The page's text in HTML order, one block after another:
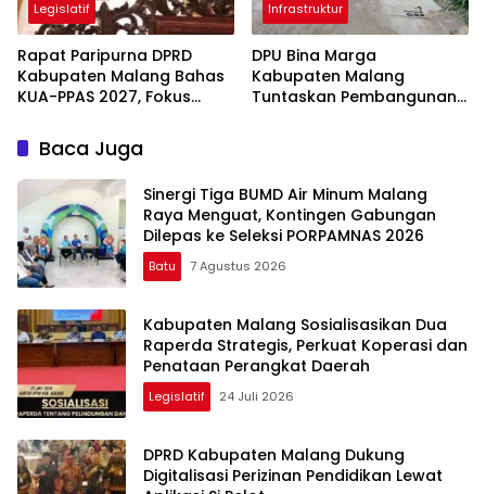
Legislatif
Rapat Paripurna DPRD
Kabupaten Malang Bahas
KUA-PPAS 2027, Fokus
Infrastruktur
DPU Bina Marga
Kabupaten Malang
Tuntaskan Pembangunan
Baca Juga
Sinergi Tiga BUMD Air Minum Malang
Raya Menguat, Kontingen Gabungan
Dilepas ke Seleksi PORPAMNAS 2026
Batu 7 Agustus 2026
Kabupaten Malang Sosialisasikan Dua
Raperda Strategis, Perkuat Koperasi dan
Penataan Perangkat Daerah
Legislatif 24 Juli 2026
DPRD Kabupaten Malang Dukung
Digitalisasi Perizinan Pendidikan Lewat